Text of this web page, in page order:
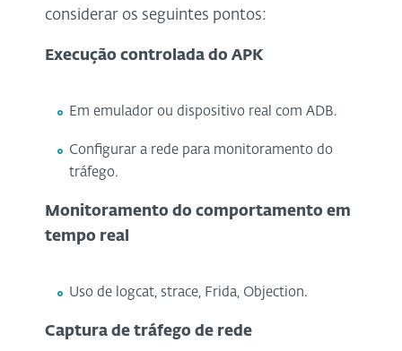
considerar os seguintes pontos:
Execução controlada do APK
Em emulador ou dispositivo real com ADB.
Configurar a rede para monitoramento do
tráfego.
Monitoramento do comportamento em
tempo real
Uso de logcat, strace, Frida, Objection.
Captura de tráfego de rede